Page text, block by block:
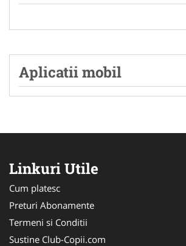
Aplicatii mobil
Linkuri Utile
Cum platesc
Preturi Abonamente
Termeni si Conditii
Sustine Club-Copii.com